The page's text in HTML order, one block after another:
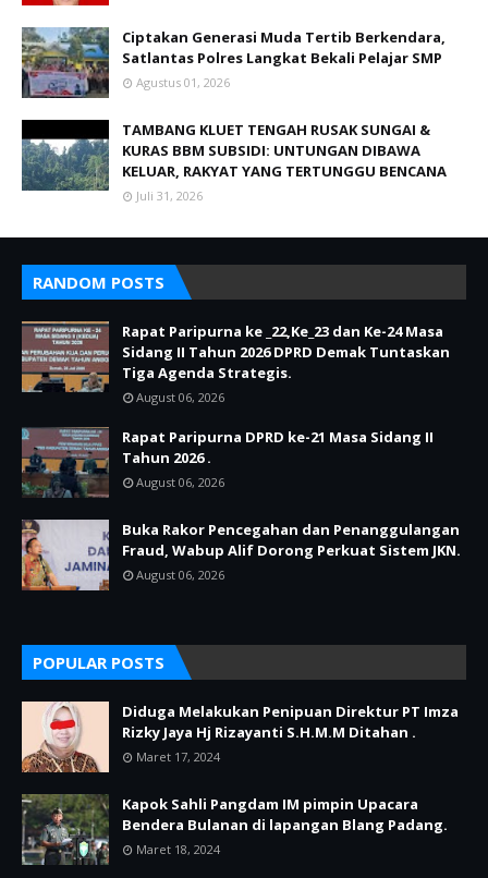
Ciptakan Generasi Muda Tertib Berkendara,
Satlantas Polres Langkat Bekali Pelajar SMP
Agustus 01, 2026
TAMBANG KLUET TENGAH RUSAK SUNGAI &
KURAS BBM SUBSIDI: UNTUNGAN DIBAWA
KELUAR, RAKYAT YANG TERTUNGGU BENCANA
Juli 31, 2026
RANDOM POSTS
Rapat Paripurna ke _22,Ke_23 dan Ke-24 Masa
Sidang II Tahun 2026 DPRD Demak Tuntaskan
Tiga Agenda Strategis.
August 06, 2026
Rapat Paripurna DPRD ke-21 Masa Sidang II
Tahun 2026 .
August 06, 2026
Buka Rakor Pencegahan dan Penanggulangan
Fraud, Wabup Alif Dorong Perkuat Sistem JKN.
August 06, 2026
POPULAR POSTS
Diduga Melakukan Penipuan Direktur PT Imza
Rizky Jaya Hj Rizayanti S.H.M.M Ditahan .
Maret 17, 2024
Kapok Sahli Pangdam IM pimpin Upacara
Bendera Bulanan di lapangan Blang Padang.
Maret 18, 2024